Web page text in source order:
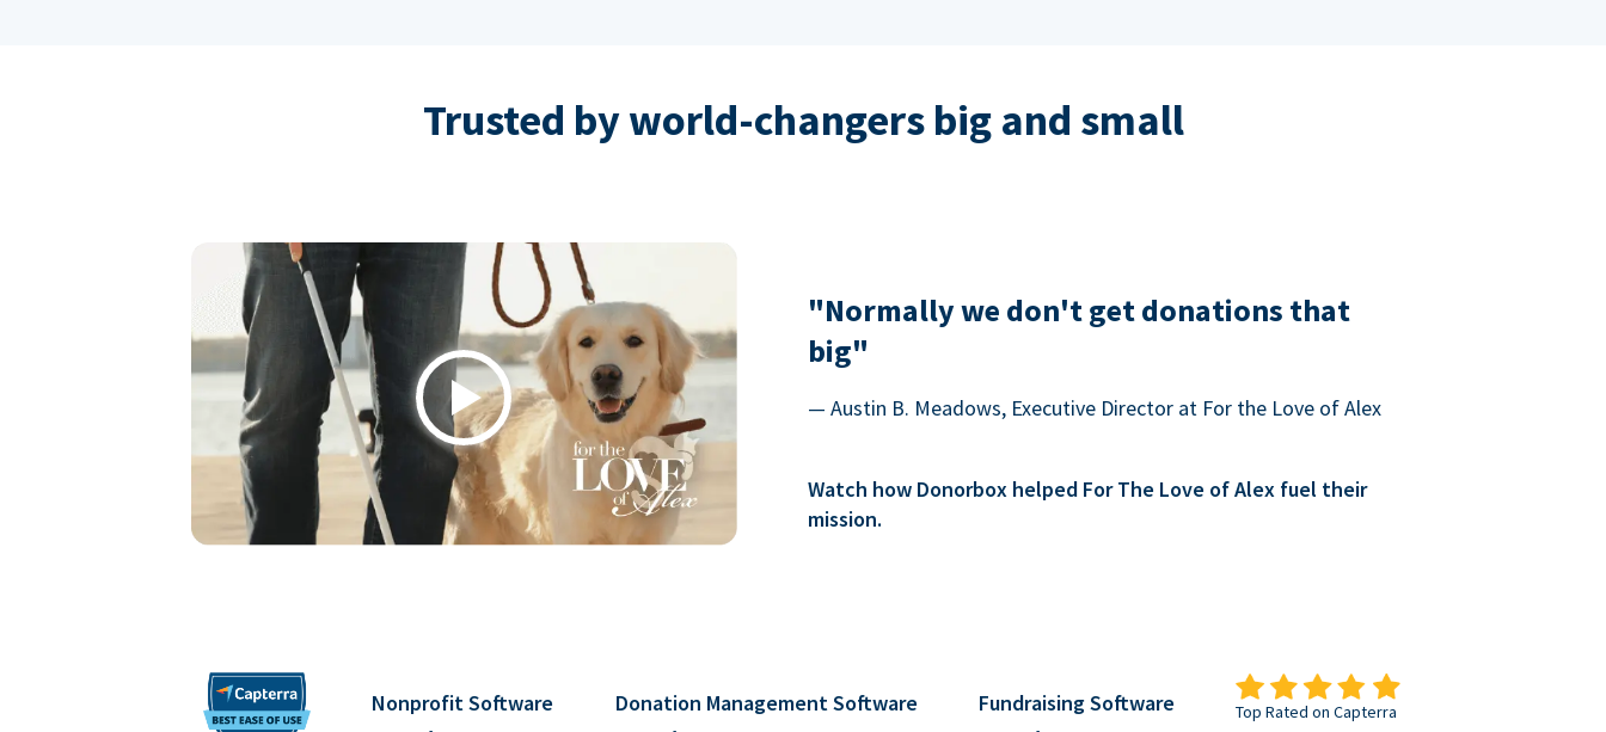
Trusted by world-changers big and small
Play
"Normally we don't get donations that
big"
— Austin B. Meadows, Executive Director at For the Love of Alex
Watch how Donorbox helped For The Love of Alex fuel their
mission.
Nonprofit Software Donation Management Software Fundraising Software
Top Rated on Capterra